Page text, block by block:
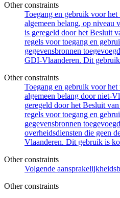
Other constraints
Toegang en gebruik voor
algemeen belang, op niveau
is geregeld door het Besluit
regels voor toegang en
gegevensbronnen
GDI-Vlaanderen. Dit
Other constraints
Toegang en gebruik voor
algemeen belang door niet-
geregeld door het Besluit
regels voor toegang en
gegevensbronnen
overheidsdiensten die geen
Vlaanderen. Dit gebruik is
Other constraints
Volgende
Other constraints